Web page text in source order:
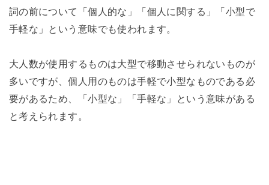
詞の前について「個人的な」「個人に関する」「小型で
手軽な」という意味でも使われます。
大人数が使用するものは大型で移動させられないものが
多いですが、個人用のものは手軽で小型なものである必
要があるため、「小型な」「手軽な」という意味がある
と考えられます。